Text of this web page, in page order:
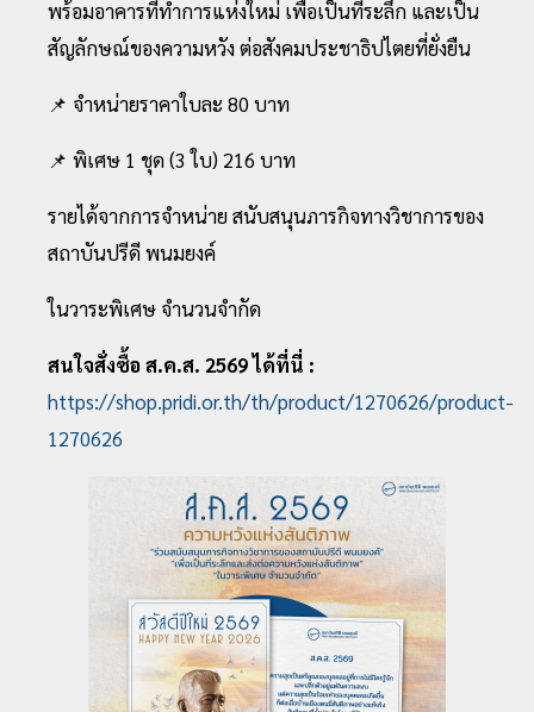
พร้อมอาคารที่ทำการแห่งใหม่ เพื่อเป็นที่ระลึก และเป็น
สัญลักษณ์ของความหวัง ต่อสังคมประชาธิปไตยที่ยั่งยืน
📌 จำหน่ายราคาใบละ 80 บาท
📌 พิเศษ 1 ชุด (3 ใบ) 216 บาท
รายได้จากการจำหน่าย สนับสนุนภารกิจทางวิชาการของ
สถาบันปรีดี พนมยงค์
ในวาระพิเศษ จำนวนจำกัด
สนใจสั่งซื้อ ส.ค.ส. 2569 ได้ที่นี่ :
https://shop.pridi.or.th/th/product/1270626/product-
1270626